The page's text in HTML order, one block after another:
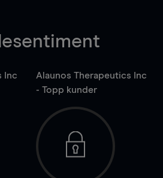
Inc
Alaunos Therapeutics Inc
- Topp kunder